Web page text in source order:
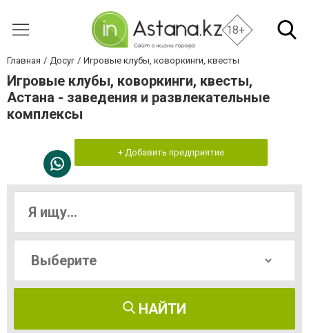
18+
Главная Досуг Игровые клубы, коворкинги, квесты
Игровые клубы, коворкинги, квесты,
Астана - заведения и развлекательные
комплексы
+ Добавить предприятие
НАЙТИ